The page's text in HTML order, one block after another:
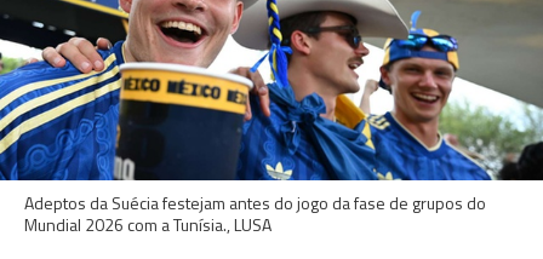
Adeptos da Suécia festejam antes do jogo da fase de grupos do
Mundial 2026 com a Tunísia., LUSA